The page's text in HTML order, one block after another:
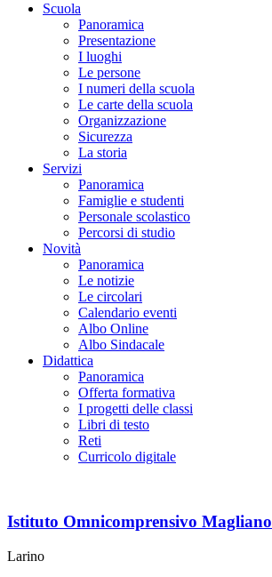
Scuola
Panoramica
Presentazione
I luoghi
Le persone
I numeri della scuola
Le carte della scuola
Organizzazione
Sicurezza
La storia
Servizi
Panoramica
Famiglie e studenti
Personale scolastico
Percorsi di studio
Novità
Panoramica
Le notizie
Le circolari
Calendario eventi
Albo Online
Albo Sindacale
Didattica
Panoramica
Offerta formativa
I progetti delle classi
Libri di testo
Reti
Curricolo digitale
Istituto Omnicomprensivo Magliano
Larino